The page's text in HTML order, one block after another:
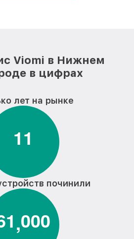
Viomi в Нижнем
в цифрах
лет на рынке
11
починили
1,000